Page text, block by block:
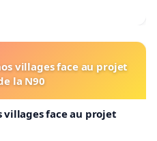
villages face au projet
la N90
villages face au projet